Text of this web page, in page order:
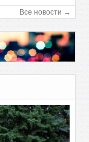
Все новости →